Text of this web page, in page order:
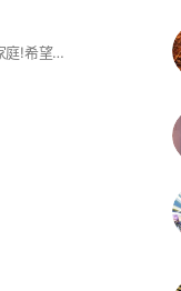
歡迎加入小火柴的火柴盒這個大家庭!希望大家在裡面玩的開心💖